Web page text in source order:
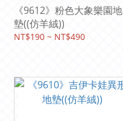
《9612》粉色大象樂園地
墊((仿羊絨))
NT$190 ~ NT$490